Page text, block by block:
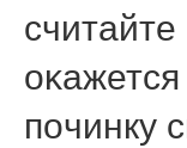
пοчинку